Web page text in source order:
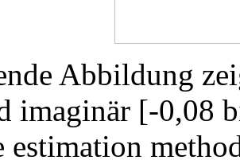
Abbildung
imaginär [-0,08
estimation